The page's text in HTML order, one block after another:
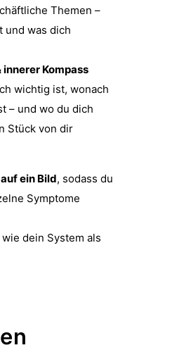
Themen –
und was dich
innerer Kompass
wichtig ist, wonach
– und wo du dich
Stück von dir
auf ein Bild, sodass du
Symptome
dein System als